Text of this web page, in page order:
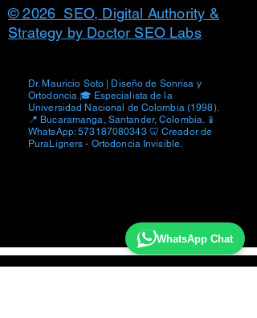
© 2026 SEO, Digital Authority &
Strategy by Doctor SEO Labs
Dr. Mauricio Soto | Diseño de Sonrisa y
Ortodoncia 🎓 Especialista de la
Universidad Nacional de Colombia (1998).
📍 Bucaramanga, Santander, Colombia. 📱
WhatsApp:573187080343🦷 Creador de
PuraLigners - Ortodoncia Invisible.
WhatsApp Chat